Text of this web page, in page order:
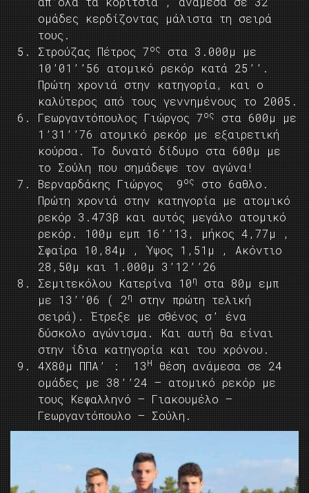
ομάδες κερδίζοντας μάλιστα τη σειρά
τους.
Στρούζας Πέτρος 7ος
στα 3.000μ με
10’01’’56 ατομικό ρεκόρ κατά 25’’.
Πρώτη χρονιά στην κατηγορία, και ο
καλύτερος από τους γεννημένους το 2005.
Γεωργαντόπουλος Γιώργος 7ος
στα 600μ με
1’31’’76 ατομικό ρεκόρ με εξαιρετική
κούρσα. Το δυνατό δίδυμο στα 600μ με
το Σούλη που σημάδεψε τον αγώνα!
Βερναρδάκης Γιώργος 9ος
στο 6αθλο.
Πρώτη χρονιά στην κατηγορία με ατομικό
ρεκόρ 3.473β και αυτός μεγάλο ατομικό
ρεκόρ. 100μ εμπ 16’’13, μήκος 4,77μ ,
Σφαίρα 10,84μ , Ύψος 1,51μ , Ακόντιο
28,50μ και 1.000μ 3’12’’26
Σεμιτεκόλου Κατερίνα 10η
στα 80μ εμπ
με 13’’06 ( 2η
στην πρώτη τελική
σειρά). Έτρεξε με σθένος σ’ ένα
δύσκολο αγώνισμα. Και αυτή θα είναι
στην ίδια κατηγορία και του χρόνου.
4Χ80μ ΠΠΑ’ : 13Η
θέση ανάμεσα σε 24
ομάδες με 38’’24 – ατομικό ρεκόρ με
τους Κεφαλληνό – Γιακουμέλο –
Γεωργαντόπουλο – Σούλη.